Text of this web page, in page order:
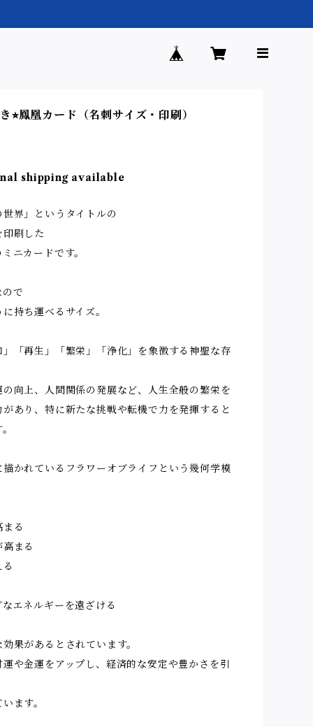
⭐︎鳳凰カード（名刺サイズ・印刷）
shipping available
界」というタイトルの
刷した
ニカードです。
で
持ち運べるサイズ。
「再生」「繁栄」「浄化」を象徴する神聖な存
向上、人間関係の発展など、人生全般の繁栄を
あり、特に新たな挑戦や転機で力を発揮すると
かれているフラワーオブライフという幾何学模
る
まる
エネルギーを遠ざける
果があるとされています。
や金運をアップし、経済的な安定や豊かさを引
ます。